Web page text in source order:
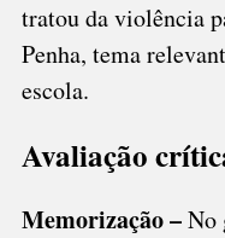
tratou da violência
Penha, tema
escola.
Avaliação
Memorização –No